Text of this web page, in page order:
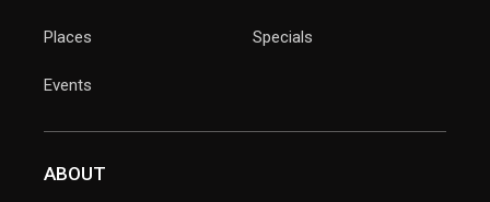
Places
Events
Specials
ABOUT